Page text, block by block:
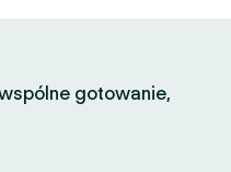
gotowanie,